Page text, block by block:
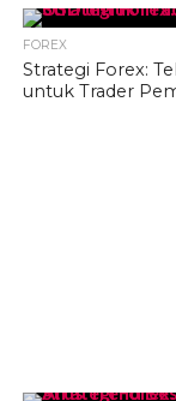
FOREX
Strategi Forex:
untuk Trader